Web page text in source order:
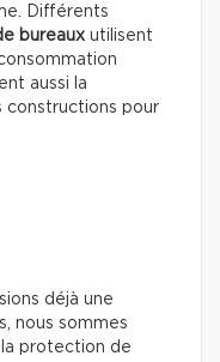
Différents
bureaux utilisent
aussi la
constructions pour
déjà une
nous sommes
protection de